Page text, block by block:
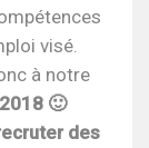
visé.
à notre
🙂
des